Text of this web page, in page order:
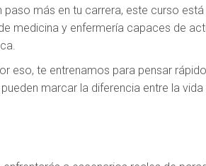
más en tu carrera, este curso
medicina y enfermería capaces de
eso, te entrenamos para pensar
marcar la diferencia entre la vida